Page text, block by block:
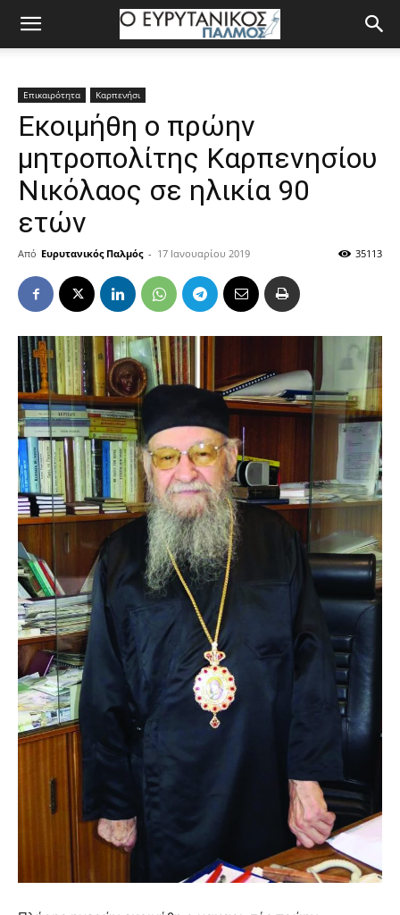
Επικαιρότητα Καρπενήσι
Εκοιμήθη ο πρώην
μητροπολίτης Καρπενησίου
Νικόλαος σε ηλικία 90
ετών
Από Ευρυτανικός Παλμός - 17 Ιανουαρίου 2019 35113